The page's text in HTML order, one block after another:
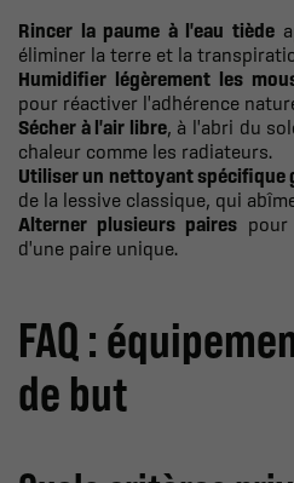
Rincer la paume à l'eau tiède
éliminer la terre et la
Humidifier légèrement les
pour réactiver l'adhérence
Sécher à l'air libre, à l'abri du
chaleur comme les radiateurs.
Utiliser un nettoyant spécifique
de la lessive classique, qui
Alterner plusieurs paires pour
d'une paire unique.
FAQ :
de but